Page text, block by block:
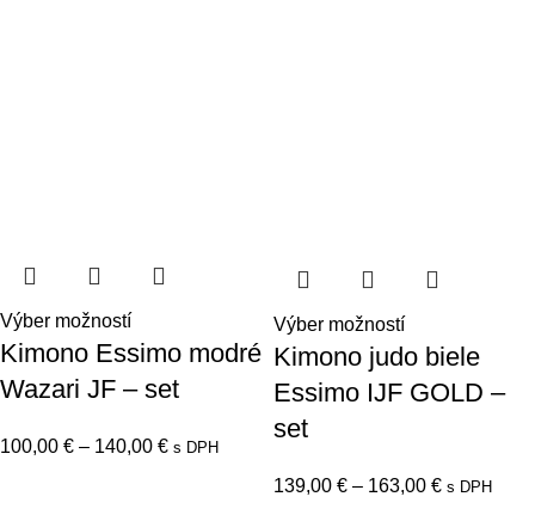
Výber možností
Kimono Essimo modré
Wazari JF – set
100,00 € – 140,00 € s DPH
Výber možností
Kimono judo biele
Essimo IJF GOLD –
set
139,00 € – 163,00 € s DPH